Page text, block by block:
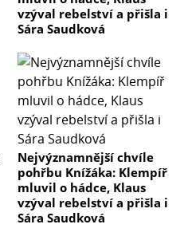
vzýval rebelství a přišla i
Sára Saudková
Nejvýznamnější chvíle
pohřbu Knížáka: Klempíř
mluvil o hádce, Klaus
vzýval rebelství a přišla i
Sára Saudková